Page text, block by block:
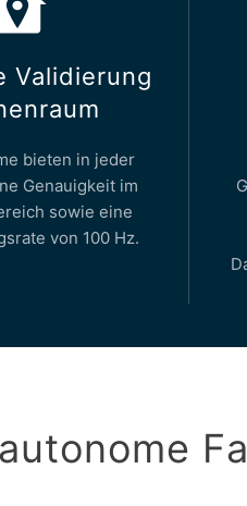
Validierung
bieten in jeder
Genauigkeit im
sowie eine
von 100 Hz.